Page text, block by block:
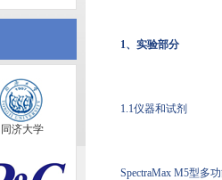
同济大学
1、实验部分
1.1仪器和试剂
SpectraMax M5型多